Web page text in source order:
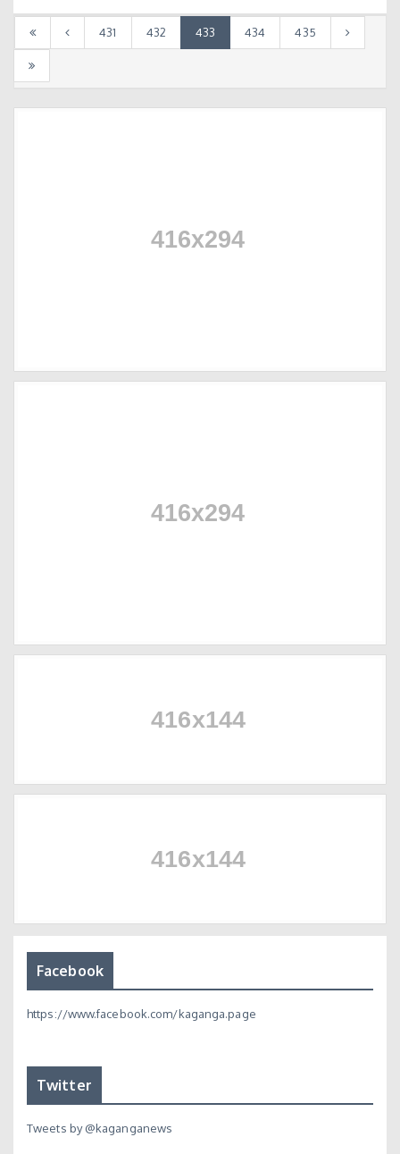
431 432 433 434 435
Facebook
https://www.facebook.com/kaganga.page
Twitter
Tweets by @kaganganews